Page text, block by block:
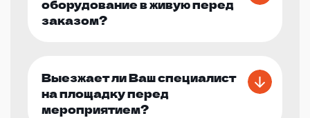
оборудование в живую перед
заказом?
Выезжает ли Ваш специалист
на площадку перед
мероприятием?